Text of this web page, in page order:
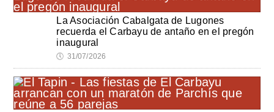
La Asociación Cabalgata de Lugones
recuerda el Carbayu de antaño en el pregón
inaugural
🕔 31/07/2026